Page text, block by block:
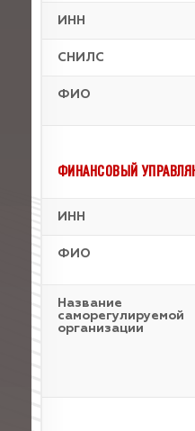
ИНН
СНИЛС
ФИО
ФИНАНСОВЫЙ
ИНН
ФИО
Название
саморегулируемой
организации